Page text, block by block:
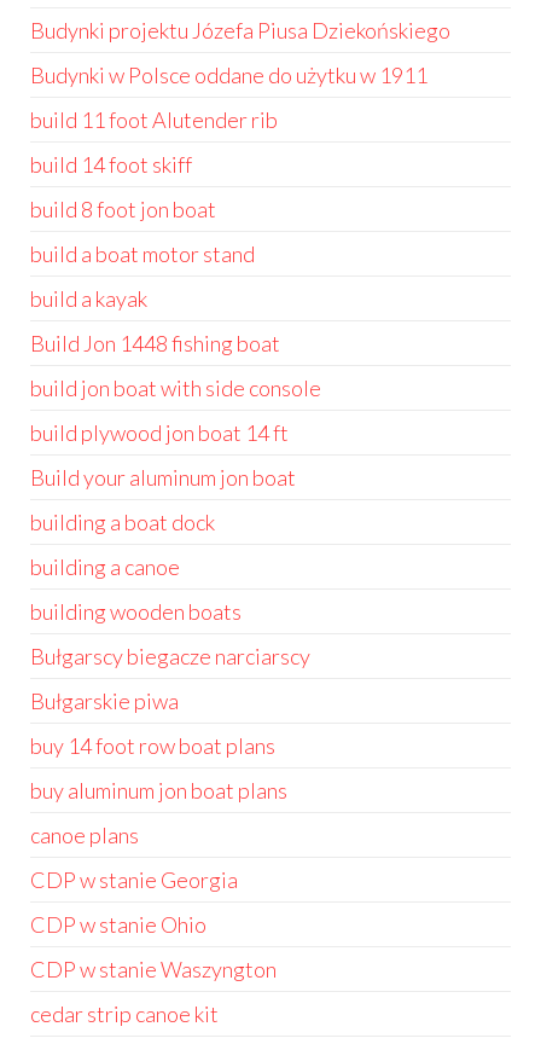
Budynki projektu Józefa Piusa Dziekońskiego
Budynki w Polsce oddane do użytku w 1911
build 11 foot Alutender rib
build 14 foot skiff
build 8 foot jon boat
build a boat motor stand
build a kayak
Build Jon 1448 fishing boat
build jon boat with side console
build plywood jon boat 14 ft
Build your aluminum jon boat
building a boat dock
building a canoe
building wooden boats
Bułgarscy biegacze narciarscy
Bułgarskie piwa
buy 14 foot row boat plans
buy aluminum jon boat plans
canoe plans
CDP w stanie Georgia
CDP w stanie Ohio
CDP w stanie Waszyngton
cedar strip canoe kit